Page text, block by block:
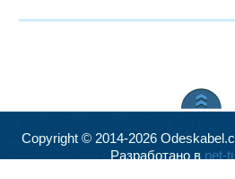
Copyright © 2014-2026
Разработано в net-